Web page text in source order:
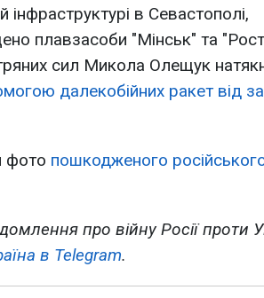
інфраструктурі в Севастополі,
плавзасоби "Мінськ" та
сил Микола Олещук
далекобійних ракет від
фото пошкодженого
про війну Росії проти
в Telegram.